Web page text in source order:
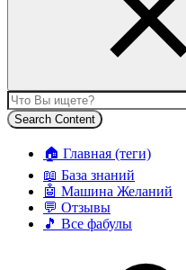
Search Content
🏠 Главная (теги)
📖 База знаний
🤖 Машина Желаний
💬 Отзывы
🎵 Все фабулы